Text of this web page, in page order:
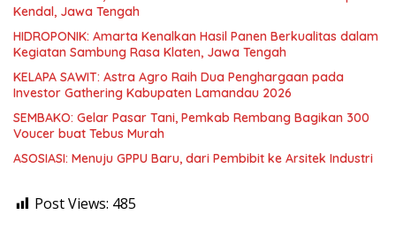
Kendal, Jawa Tengah
HIDROPONIK: Amarta Kenalkan Hasil Panen Berkualitas dalam
Kegiatan Sambung Rasa Klaten, Jawa Tengah
KELAPA SAWIT: Astra Agro Raih Dua Penghargaan pada
Investor Gathering Kabupaten Lamandau 2026
SEMBAKO: Gelar Pasar Tani, Pemkab Rembang Bagikan 300
Voucer buat Tebus Murah
ASOSIASI: Menuju GPPU Baru, dari Pembibit ke Arsitek Industri
Post Views: 485